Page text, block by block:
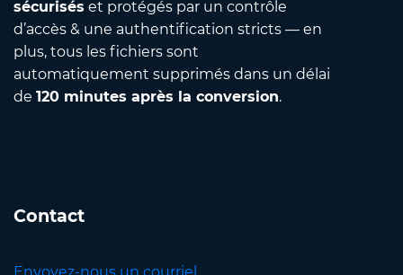
sécurisés et protégés par un contrôle
d’accès & une authentification stricts — en
plus, tous les fichiers sont
automatiquement supprimés dans un délai
de 120 minutes après la conversion.
Contact